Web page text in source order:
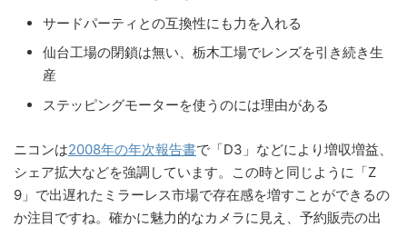
サードパーティとの互換性にも力を入れる
仙台工場の閉鎖は無い、栃木工場でレンズを引き続き生
産
ステッピングモーターを使うのには理由がある
ニコンは2008年の年次報告書で「D3」などにより増収増益、
シェア拡大などを強調しています。この時と同じように「Z
9」で出遅れたミラーレス市場で存在感を増すことができるの
か注目ですね。確かに魅力的なカメラに見え、予約販売の出